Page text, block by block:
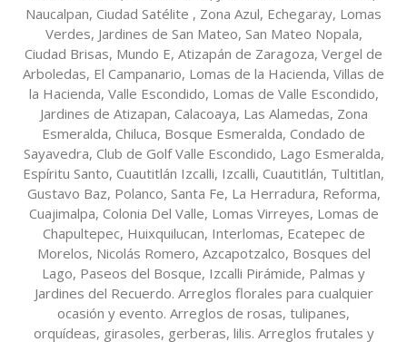
Naucalpan, Ciudad Satélite , Zona Azul, Echegaray, Lomas
Verdes, Jardines de San Mateo, San Mateo Nopala,
Ciudad Brisas, Mundo E, Atizapán de Zaragoza, Vergel de
Arboledas, El Campanario, Lomas de la Hacienda, Villas de
la Hacienda, Valle Escondido, Lomas de Valle Escondido,
Jardines de Atizapan, Calacoaya, Las Alamedas, Zona
Esmeralda, Chiluca, Bosque Esmeralda, Condado de
Sayavedra, Club de Golf Valle Escondido, Lago Esmeralda,
Espíritu Santo, Cuautitlán Izcalli, Izcalli, Cuautitlán, Tultitlan,
Gustavo Baz, Polanco, Santa Fe, La Herradura, Reforma,
Cuajimalpa, Colonia Del Valle, Lomas Virreyes, Lomas de
Chapultepec, Huixquilucan, Interlomas, Ecatepec de
Morelos, Nicolás Romero, Azcapotzalco, Bosques del
Lago, Paseos del Bosque, Izcalli Pirámide, Palmas y
Jardines del Recuerdo. Arreglos florales para cualquier
ocasión y evento. Arreglos de rosas, tulipanes,
orquídeas, girasoles, gerberas, lilis. Arreglos frutales y